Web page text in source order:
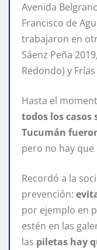
Avenida
Francisco de
trabajaron en
Sáenz Peña
Redondo) y
Hasta el
todos los casos
Tucumán
pero no hay que
Recordó a la
prevención:
por ejemplo en
estén en las
las piletas hay